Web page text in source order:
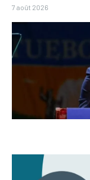
7 août 2026